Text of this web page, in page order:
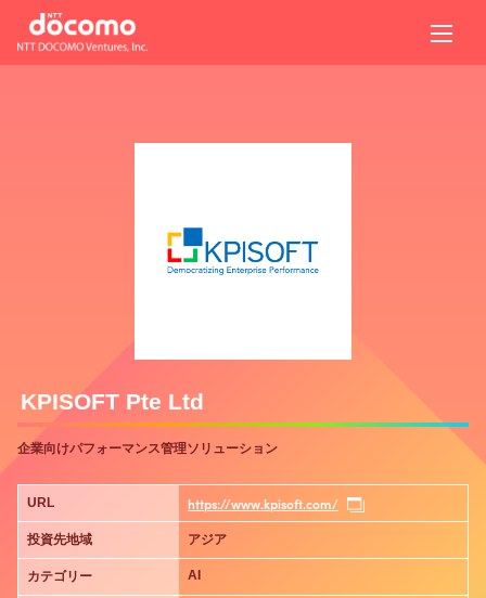
KPISOFT Pte Ltd
企業向けパフォーマンス管理ソリューション
URL https://www.kpisoft.com/
投資先地域 アジア
カテゴリー AI